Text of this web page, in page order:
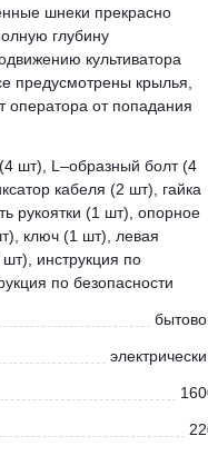
шнеки прекрасно
глубину
культиватора
предусмотрены крылья,
от попадания
(4 шт), L–образный болт (4
кабеля (2 шт), гайка
рукоятки (1 шт), опорное
ключ (1 шт), левая
инструкция по
по безопасности